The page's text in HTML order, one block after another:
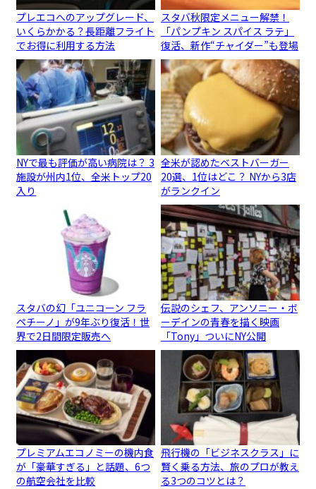
プレエコへのアップグレード、
いくらかかる？長距離フライト
でお得に利用する方法
スタバ秋限定メニュー解禁！
「パンプキン スパイス ラテ」
復活、新作“チャイダー”も登場
NYで最も評価が高い病院は？ 3
施設が州内1位、全米トップ20
入り
全米が認めたベストバーガー
20選、1位はどこ？ NYから3店
がランクイン
スタバの幻「ユニコーン フラ
ペチーノ」が9年ぶり復活！世
界で2日間限定販売へ
伝説のシェフ、アンソニー・ボ
ーデインの青春を描く映画
「Tony」ついにNY公開
プレミアムエコノミーの機内食
が「豪華すぎる」と話題、6つ
の航空会社を比較
飛行機の「ビジネスクラス」に
賢く乗る方法、旅のプロが教え
る3つのコツとは？